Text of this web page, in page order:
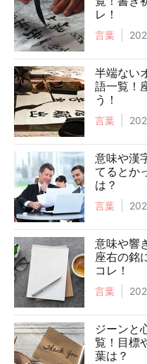
レ！
言葉
半端ない
語一覧！
う！
言葉
意味や漢
てるとか
は？
言葉
意味や響
座右の銘
コレ！
言葉
ジーンと
覧！目標
葉は？